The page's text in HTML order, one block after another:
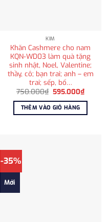
KIM
Khăn Cashmere cho nam
KQN-WD03 làm quà tặng
sinh nhật, Noel, Valentine;
thầy, cô; bạn trai; anh – em
trai; sếp, bố…
750.000₫ Giá
là:
750.000₫.
595.000₫Giá
tại
THÊM VÀO GIỎ HÀNG
-35%
Mới